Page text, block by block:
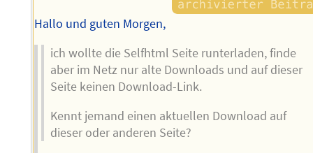
Hallo und guten Morgen,
ich wollte die Selfhtml Seite runterladen, finde
aber im Netz nur alte Downloads und auf dieser
Seite keinen Download-Link.
Kennt jemand einen aktuellen Download auf
dieser oder anderen Seite?